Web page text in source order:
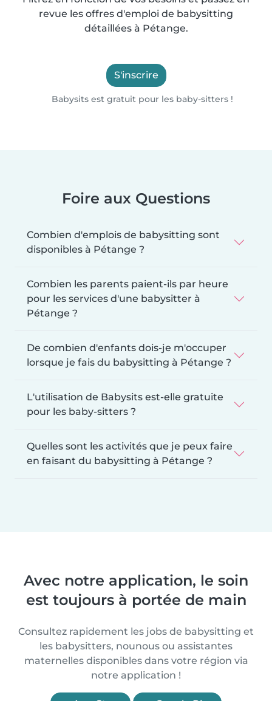
revue les offres d'emploi de babysitting
détaillées à Pétange.
S'inscrire
Babysits est gratuit pour les baby-sitters !
Foire aux Questions
Combien d'emplois de babysitting sont
disponibles à Pétange ?
Combien les parents paient-ils par heure
pour les services d'une babysitter à
Pétange ?
De combien d'enfants dois-je m'occuper
lorsque je fais du babysitting à Pétange ?
L'utilisation de Babysits est-elle gratuite
pour les baby-sitters ?
Quelles sont les activités que je peux faire
en faisant du babysitting à Pétange ?
Avec notre application, le soin
est toujours à portée de main
Consultez rapidement les jobs de babysitting et
les babysitters, nounous ou assistantes
maternelles disponibles dans votre région via
notre application !